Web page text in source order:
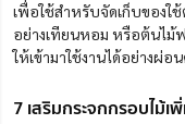
เพื่อใช้สำหรับจัดเก็บของใ
อย่างเทียนหอม หรือต้นไม้
ให้เข้ามาใช้งานได้อย่างผ่อ
7 เสริมกระจกกรอบไม้